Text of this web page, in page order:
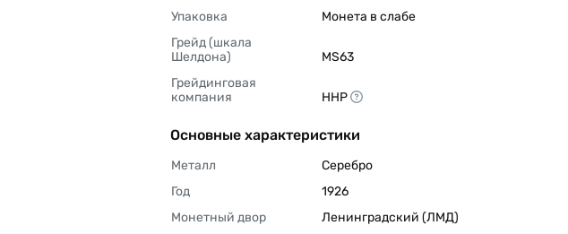
Упаковка
Монета в слабе
Грейд (шкала
Шелдона)
MS63
Грейдинговая
компания
ННР
Основные характеристики
Металл
Серебро
Год
1926
Монетный двор
Ленинградский (ЛМД)